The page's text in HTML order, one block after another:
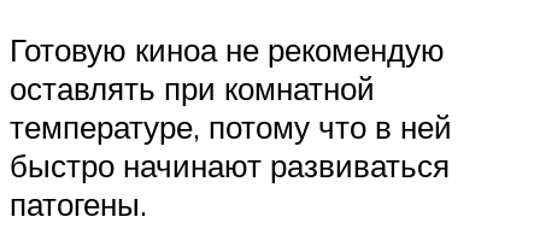
Готовую киноа не рекомендую
оставлять при комнатной
температуре, потому что в ней
быстро начинают развиваться
патогены.